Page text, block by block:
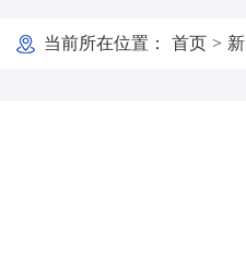
当前所在位置： 首页 >